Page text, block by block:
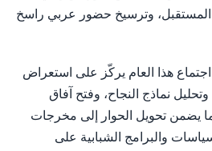
المستقبل، وترسيخ حضور عربي راسخ
هذا العام يركّز على استعراض
وتحليل نماذج النجاح، وفتح آفاق
يضمن تحويل الحوار إلى مخرجات
والبرامج الشبابية على